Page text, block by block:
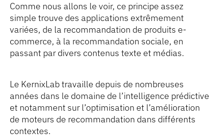
Comme nous allons le voir, ce principe assez
simple trouve des applications extrêmement
variées, de la recommandation de produits e-
commerce, à la recommandation sociale, en
passant par divers contenus texte et médias.
Le KernixLab travaille depuis de nombreuses
années dans le domaine de l’intelligence prédictive
et notamment sur l’optimisation et l’amélioration
de moteurs de recommandation dans différents
contextes.